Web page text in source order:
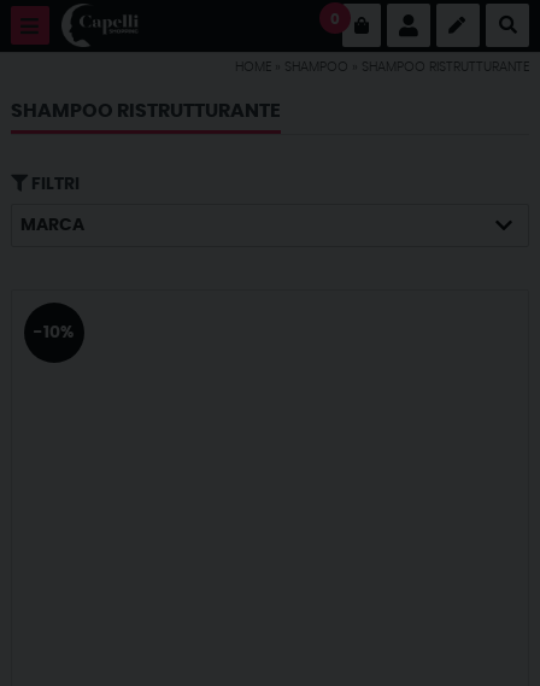
0
HOME SHAMPOO SHAMPOO RISTRUTTURANTE
SHAMPOO RISTRUTTURANTE
FILTRI
MARCA
-10%